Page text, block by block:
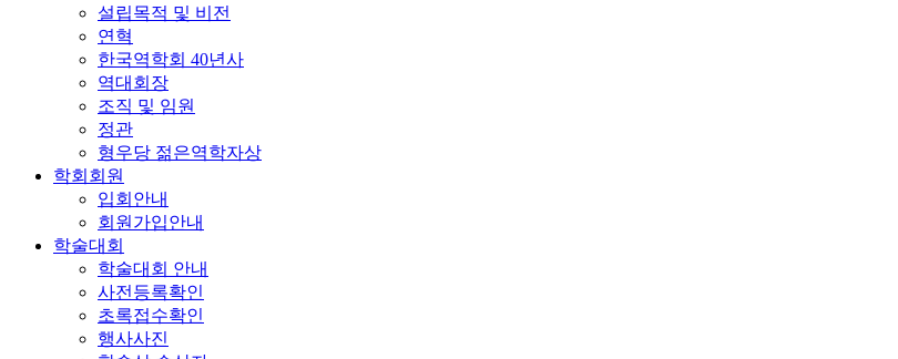
설립목적 및 비전
연혁
한국역학회 40년사
역대회장
조직 및 임원
정관
형우당 젊은역학자상
학회회원
입회안내
회원가입안내
학술대회
학술대회 안내
사전등록확인
초록접수확인
행사사진